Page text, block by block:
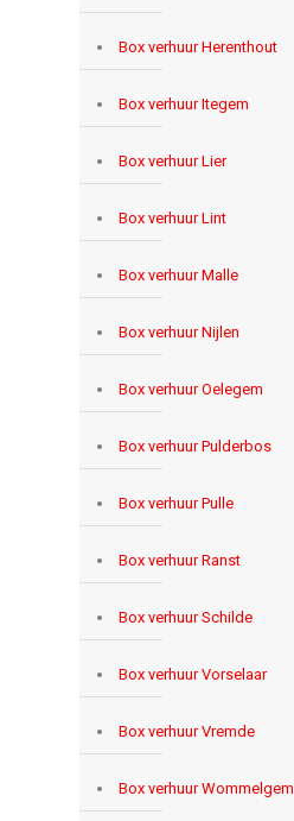
Box verhuur Herenthout
Box verhuur Itegem
Box verhuur Lier
Box verhuur Lint
Box verhuur Malle
Box verhuur Nijlen
Box verhuur Oelegem
Box verhuur Pulderbos
Box verhuur Pulle
Box verhuur Ranst
Box verhuur Schilde
Box verhuur Vorselaar
Box verhuur Vremde
Box verhuur Wommelgem